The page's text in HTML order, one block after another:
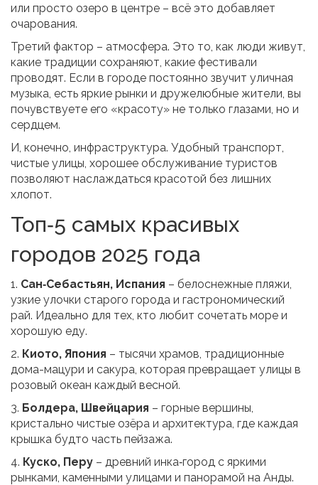
или просто озеро в центре – всё это добавляет
очарования.
Третий фактор – атмосфера. Это то, как люди живут,
какие традиции сохраняют, какие фестивали
проводят. Если в городе постоянно звучит уличная
музыка, есть яркие рынки и дружелюбные жители, вы
почувствуете его «красоту» не только глазами, но и
сердцем.
И, конечно, инфраструктура. Удобный транспорт,
чистые улицы, хорошее обслуживание туристов
позволяют наслаждаться красотой без лишних
хлопот.
Топ‑5 самых красивых
городов 2025 года
1. Сан‑Себастьян, Испания – белоснежные пляжи,
узкие улочки старого города и гастрономический
рай. Идеально для тех, кто любит сочетать море и
хорошую еду.
2. Киото, Япония – тысячи храмов, традиционные
дома-мацури и сакура, которая превращает улицы в
розовый океан каждый весной.
3. Болдера, Швейцария – горные вершины,
кристально чистые озёра и архитектура, где каждая
крышка будто часть пейзажа.
4. Куско, Перу – древний инка‑город с яркими
рынками, каменными улицами и панорамой на Анды.